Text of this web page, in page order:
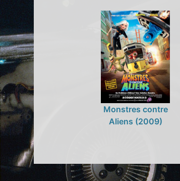
Monstres contre
Aliens (2009)